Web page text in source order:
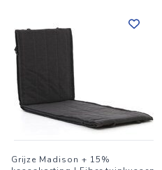
Grijze Madison + 15%